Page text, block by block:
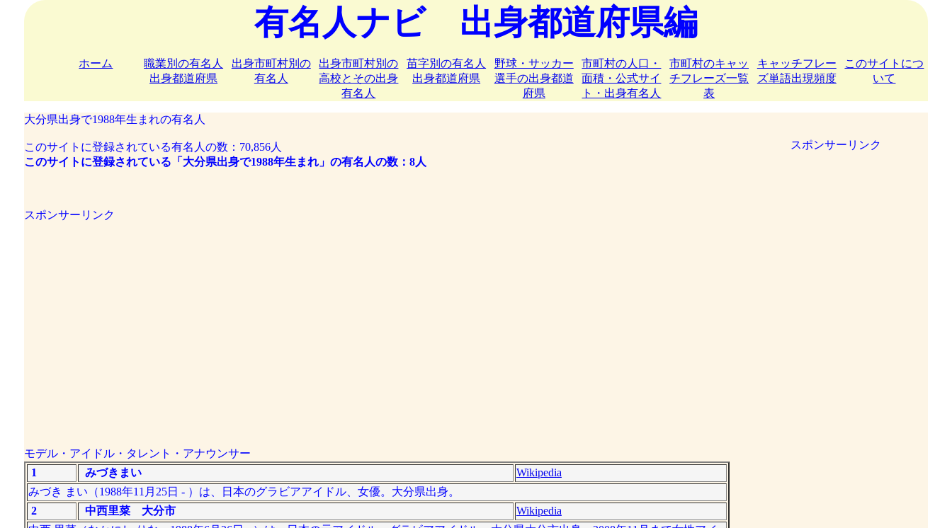
有名人ナビ 出身都道府県編
ホーム
職業別の有名人
出身都道府県
出身市町村別の
有名人
出身市町村別の
高校とその出身
有名人
苗字別の有名人
出身都道府県
野球・サッカー
選手の出身都道
府県
市町村の人口・
面積・公式サイ
ト・出身有名人
市町村のキャッ
チフレーズ一覧
表
キャッチフレー
ズ単語出現頻度
このサイトにつ
いて
大分県出身で1988年生まれの有名人
このサイトに登録されている有名人の数：70,856人
このサイトに登録されている「大分県出身で1988年生まれ」の有名人の数：8人
スポンサーリンク
モデル・アイドル・タレント・アナウンサー
1
みづきまい
Wikipedia
みづき まい（1988年11月25日 - ）は、日本のグラビアアイドル、女優。大分県出身。
2
中西里菜 大分市
Wikipedia
スポンサーリンク